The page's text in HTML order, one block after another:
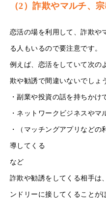
（2）詐欺やマルチ、
恋活の場を利用して、詐欺や
る人もいるので要注意です。
例えば、恋活をしていて次の
欺や勧誘で間違いないでしょ
・副業や投資の話を持ちかけ
・ネットワークビジネスやマ
・（マッチングアプリなど
導してくる
など
詐欺や勧誘をしてくる相手は
ンドリーに接してくることが